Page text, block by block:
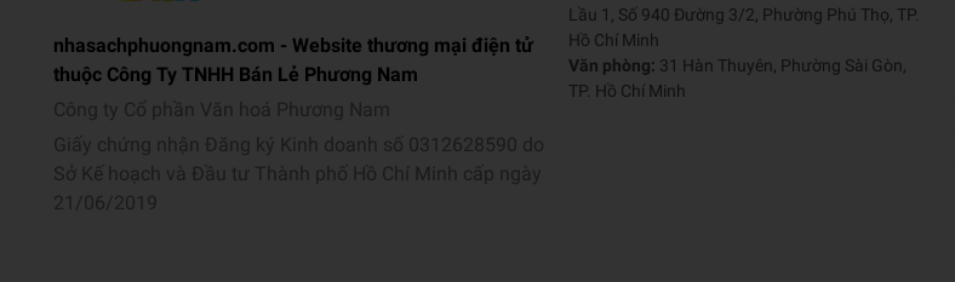
nhasachphuongnam.com - Website thương mại điện tử
thuộc Công Ty TNHH Bán Lẻ Phương Nam
Công ty Cổ phần Văn hoá Phương Nam
Giấy chứng nhận Đăng ký Kinh doanh số 0312628590 do
Sở Kế hoạch và Đầu tư Thành phố Hồ Chí Minh cấp ngày
21/06/2019
Lầu 1, Số 940 Đường 3/2, Phường Phú Thọ, TP.
Hồ Chí Minh
Văn phòng: 31 Hàn Thuyên, Phường Sài Gòn,
TP. Hồ Chí Minh